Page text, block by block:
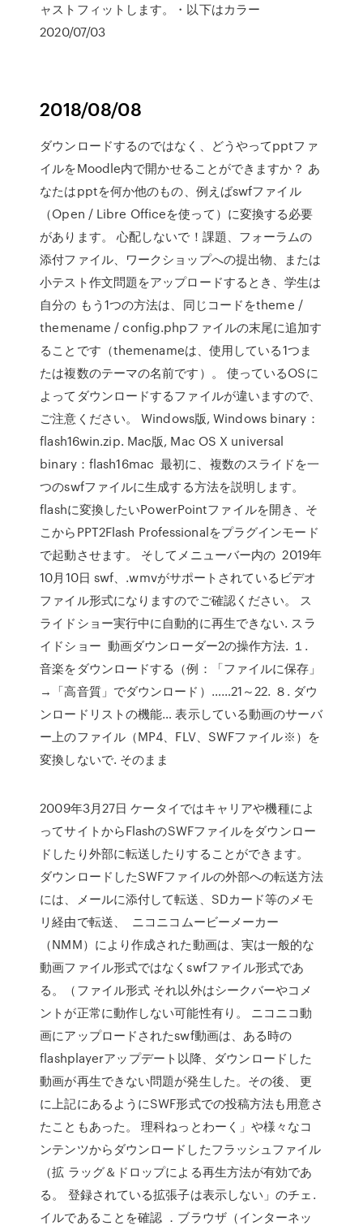
ャストフィットします。・以下はカラー
2020/07/03
2018/08/08
ダウンロードするのではなく、どうやってpptファ
イルをMoodle内で開かせることができますか？ あ
なたはpptを何か他のもの、例えばswfファイル
（Open / Libre Officeを使って）に変換する必要
があります。 心配しないで！課題、フォーラムの
添付ファイル、ワークショップへの提出物、または
小テスト作文問題をアップロードするとき、学生は
自分の もう1つの方法は、同じコードをtheme /
themename / config.phpファイルの末尾に追加す
ることです（themenameは、使用している1つま
たは複数のテーマの名前です）。 使っているOSに
よってダウンロードするファイルが違いますので、
ご注意ください。 Windows版, Windows binary：
flash16win.zip. Mac版, Mac OS X universal
binary：flash16mac 最初に、複数のスライドを一
つのswfファイルに生成する方法を説明します。
flashに変換したいPowerPointファイルを開き、そ
こからPPT2Flash Professionalをプラグインモード
で起動させます。 そしてメニューバー内の 2019年
10月10日 swf、.wmvがサポートされているビデオ
ファイル形式になりますのでご確認ください。 ス
ライドショー実行中に自動的に再生できない. スラ
イドショー 動画ダウンローダー2の操作方法. １.
音楽をダウンロードする（例：「ファイルに保存」
→「高音質」でダウンロード）……21～22. ８. ダウ
ンロードリストの機能… 表示している動画のサーバ
ー上のファイル（MP4、FLV、SWFファイル※）を
変換しないで. そのまま
2009年3月27日 ケータイではキャリアや機種によ
ってサイトからFlashのSWFファイルをダウンロー
ドしたり外部に転送したりすることができます。
ダウンロードしたSWFファイルの外部への転送方法
には、メールに添付して転送、SDカード等のメモ
リ経由で転送、 ニコニコムービーメーカー
（NMM）により作成された動画は、実は一般的な
動画ファイル形式ではなくswfファイル形式であ
る。（ファイル形式 それ以外はシークバーやコメ
ントが正常に動作しない可能性有り。 ニコニコ動
画にアップロードされたswf動画は、ある時の
flashplayerアップデート以降、ダウンロードした
動画が再生できない問題が発生した。その後、 更
に上記にあるようにSWF形式での投稿方法も用意さ
たこともあった。 理科ねっとわーく」や様々なコ
ンテンツからダウンロードしたフラッシュファイル
（拡 ラッグ＆ドロップによる再生方法が有効であ
る。 登録されている拡張子は表示しない」のチェ.
イルであることを確認 ．ブラウザ（インターネッ